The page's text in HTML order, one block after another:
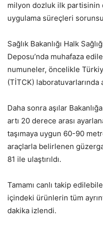
milyon dozluk ilk partisinin
uygulama süreçleri
Sağlık Bakanlığı Halk
Deposu’nda muhafaza
numuneler, öncelikle
(TİTCK) laboratuvarlarında
Daha sonra aşılar
artı 20 derece arası
taşımaya uygun 60-90
araçlarla belirlenen
81 ile ulaştırıldı.
Tamamı canlı takip
içindeki ürünlerin tüm
dakika izlendi.